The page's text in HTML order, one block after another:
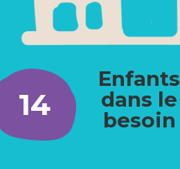
14
Enfants
dans le
besoin